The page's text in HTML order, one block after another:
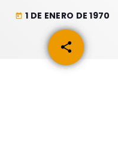
today 1 DE ENERO DE 1970
share
email